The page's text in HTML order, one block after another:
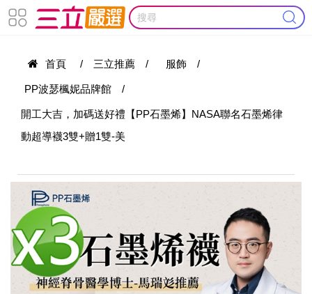
首頁 / 三立推薦 / 服飾 /
PP波瑟楓妮品牌館 /
開工大吉，加碼送好禮【PP石墨烯】NASA聯名石墨烯律
動超導襪3雙+贈1雙-美